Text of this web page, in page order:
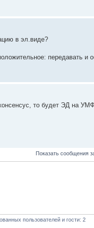
в эл.виде?
передавать и
то будет ЭД на
Показать сообщения
пользователей и гости: 2